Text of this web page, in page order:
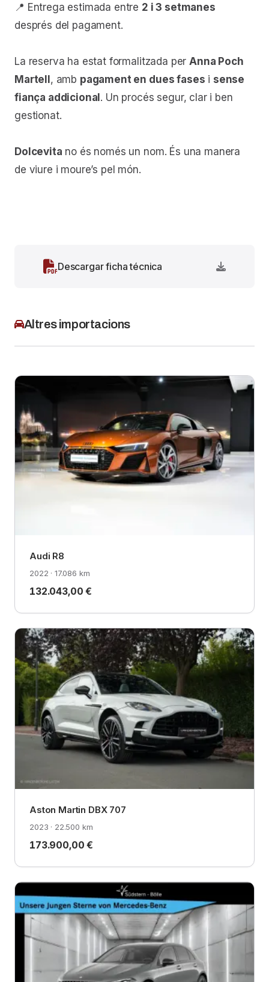
📍 Entrega estimada entre 2 i 3 setmanes
després del pagament.
La reserva ha estat formalitzada perAnna Poch
Martell, amb pagament en dues fases i sense
fiança addicional. Un procés segur, clar i ben
gestionat.
Dolcevita no és només un nom. És una manera
de viure i moure’s pel món.
Descargar ficha técnica
Altres importacions
Audi R8
2022 · 17.086 km
132.043,00 €
Aston Martin DBX 707
2023 · 22.500 km
173.900,00 €